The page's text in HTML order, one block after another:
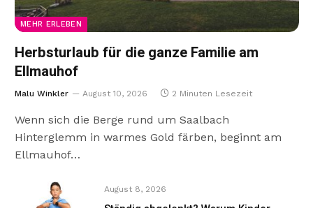
MEHR ERLEBEN
Herbsturlaub für die ganze Familie am
Ellmauhof
Malu Winkler August 10, 2026 2 Minuten Lesezeit
Wenn sich die Berge rund um Saalbach
Hinterglemm in warmes Gold färben, beginnt am
Ellmauhof…
August 8, 2026